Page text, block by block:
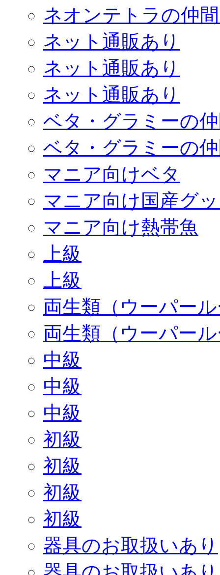
ネオンテトラの仲
ネット通販あり
ネット通販あり
ネット通販あり
ベタ・グラミーの
ベタ・グラミーの
マニア向けベタ
マニア向け国産グ
マニア向け熱帯魚
上級
上級
両生類（ウーパー
両生類（ウーパー
中級
中級
中級
初級
初級
初級
初級
器具のお取扱いあり